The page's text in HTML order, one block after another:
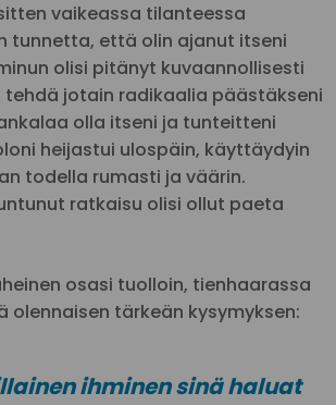
vaikeassa tilanteessa
tunnetta, että olin ajanut itseni
olisi pitänyt kuvaannollisesti
jotain radikaalia päästäkseni
olla itseni ja tunteitteni
heijastui ulospäin, käyttäydyin
todella rumasti ja väärin.
ratkaisu olisi ollut paeta
osasi tuolloin, tienhaarassa
olennaisen tärkeän kysymyksen:
ihminen sinä haluat